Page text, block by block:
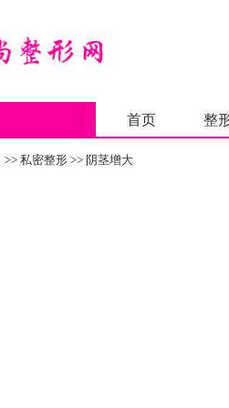
首页 整
>> 私密整形 >> 阴茎增大